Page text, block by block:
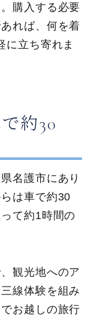
購入する必要
れば、何を着
に立ち寄れま
約30
名護市にあり
は車で約30
て約1時間の
観光地へのア
線体験を組み
お越しの旅行